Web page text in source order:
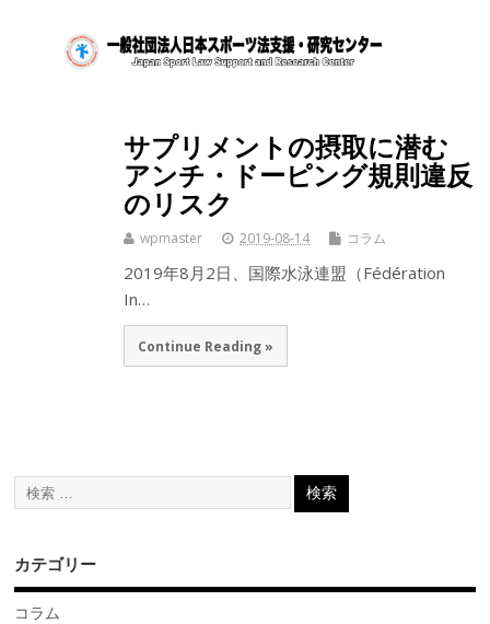
サプリメントの摂取に潜む
アンチ・ドーピング規則違反
のリスク
wpmaster 2019-08-14 コラム
2019年8月2日、国際水泳連盟（Fédération
In…
Continue Reading »
カテゴリー
コラム